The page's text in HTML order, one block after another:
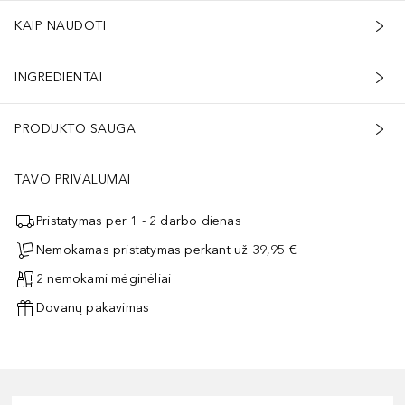
KAIP NAUDOTI
INGREDIENTAI
PRODUKTO SAUGA
TAVO PRIVALUMAI
Pristatymas per 1 - 2 darbo dienas
Nemokamas pristatymas perkant už 39,95 €
2 nemokami mėginėliai
Dovanų pakavimas